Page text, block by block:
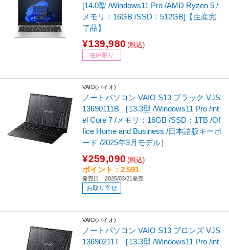
[14.0型 /Windows11 Pro /AMD Ryzen 5 /
メモリ：16GB /SSD：512GB]【生産完
了品】
¥139,980 (税込)
在庫限り
VAIO(バイオ)
ノートパソコン VAIO S13 ブラック VJS
13690111B ［13.3型 /Windows11 Pro /int
el Core 7 /メモリ：16GB /SSD：1TB /Of
fice Home and Business /日本語版キーボ
ード /2025年3月モデル］
¥259,090 (税込)
ポイント：2,591
発売日：2025/03/21発売
お取り寄せ
VAIO(バイオ)
ノートパソコン VAIO S13 ブロンズ VJS
13690211T ［13.3型 /Windows11 Pro /int